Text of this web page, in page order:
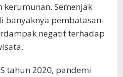
kerumunan. Semenjak
banyaknya pembatasan-
negatif terhadap
tahun 2020, pandemi